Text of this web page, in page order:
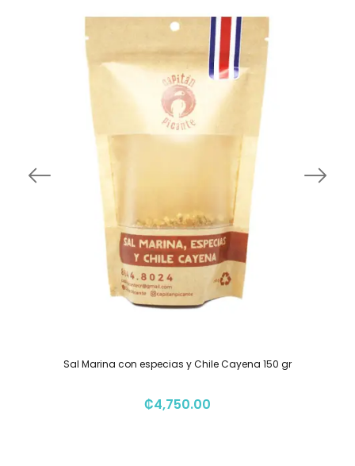
Sal Marina con especias y Chile Cayena 150 gr
₡4,750.00